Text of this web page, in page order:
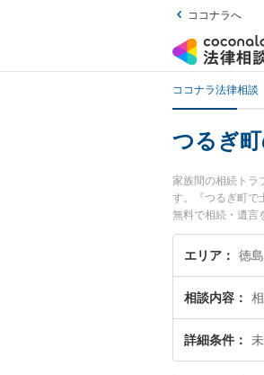
ココナラへ
ココナラ法律相談
つるぎ
家族間の相続トラ
す。『つるぎ町で
無料で相続・遺言
エリア 徳
相談内容
詳細条件